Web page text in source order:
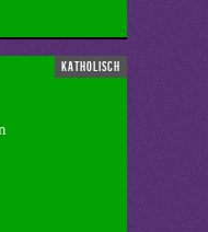
katholisch